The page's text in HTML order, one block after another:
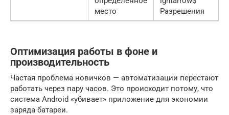
место
Разрешения
Оптимизация работы в фоне и
производительность
Частая проблема новичков — автоматизации перестают
работать через пару часов. Это происходит потому, что
система Android «убивает» приложение для экономии
заряда батареи.